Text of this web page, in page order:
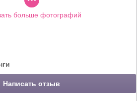
больше фотографий
Написать отзыв